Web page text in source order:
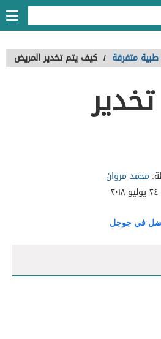
متفرقة / كيف يتم تخدير المريض
محمد مروان
في جوجل